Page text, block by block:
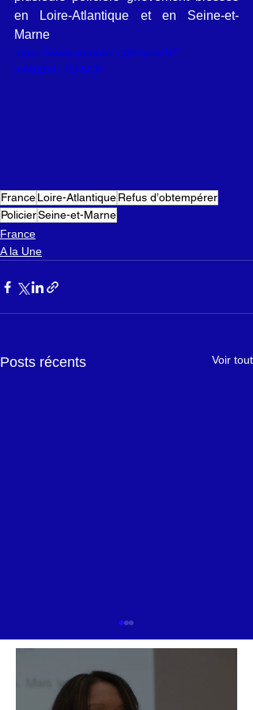
en Loire-Atlantique et en Seine-et-
Marne
https://www.youtube.com/watch?
v=WEmIF7U-bC8
FranceLoire-AtlantiqueRefus d’obtempérer
PolicierSeine-et-Marne
France
A la Une
Posts récents Voir tout